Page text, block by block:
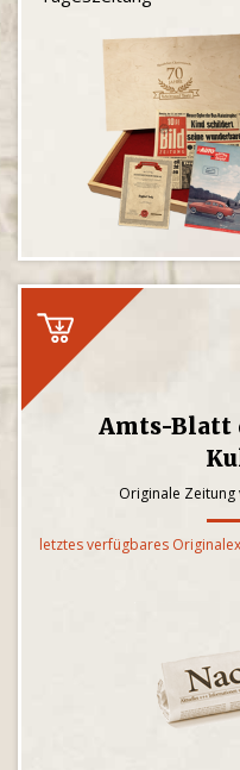
Amts-Blatt
Originale Zeitung
letztes verfügbares